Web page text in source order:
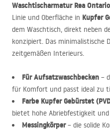
Waschtischarmatur Rea Ontario
Linie und Oberfläche in Kupfer
dem Waschtisch, direkt neben
konzipiert. Das minimalistische
zeitgemäßen Interieurs.
Für Aufsatzwaschbecken –
für Komfort und passt ideal zu
Farbe Kupfer Gebürstet (
bietet hohe Abriebfestigkeit
Messingkörper– die solide